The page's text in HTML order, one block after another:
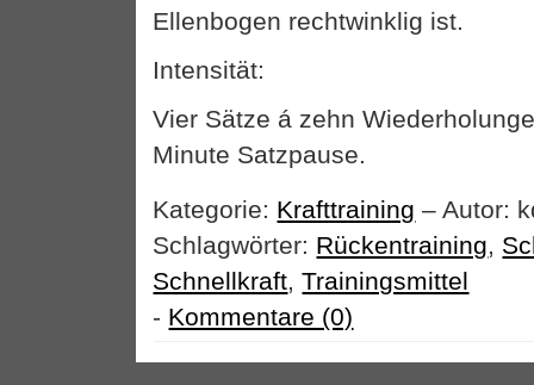
Ellenbogen rechtwinklig ist.
Intensität:
Vier Sätze á zehn
Minute Satzpause.
Kategorie: Krafttraining – Autor:
Schlagwörter: Rückentraining,
Schnellkraft,Trainingsmittel
- Kommentare (0)